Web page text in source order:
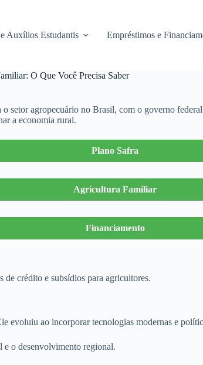
Auxílios Estudantis Empréstimos e
O Que Você Precisa Saber
setor agropecuário no Brasil, com o governo
a economia rural.
Plano Safra
Agricultura Familiar
Financiamento
crédito e subsídios para agricultores.
evoluiu ao incorporar tecnologias modernas e
e o desenvolvimento regional.